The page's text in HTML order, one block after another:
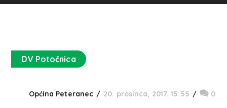
DV Potočnica
Općina Peteranec 20. prosinca, 2017. 15:55 0